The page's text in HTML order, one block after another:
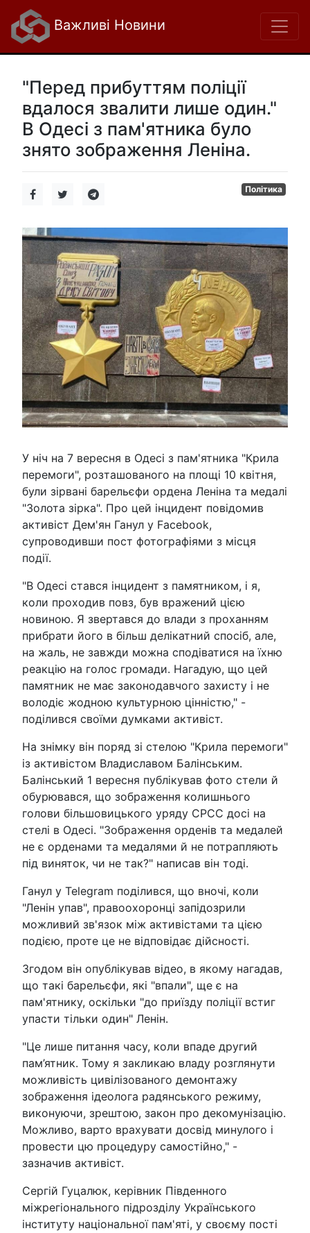
Важливі Новини
"Перед прибуттям поліції
вдалося звалити лише один."
В Одесі з пам'ятника було
знято зображення Леніна.
Політика
У ніч на 7 вересня в Одесі з пам'ятника "Крила
перемоги", розташованого на площі 10 квітня,
були зірвані барельєфи ордена Леніна та медалі
"Золота зірка". Про цей інцидент повідомив
активіст Дем'ян Ганул у Facebook,
супроводивши пост фотографіями з місця
події.
"В Одесі стався інцидент з памятником, і я,
коли проходив повз, був вражений цією
новиною. Я звертався до влади з проханням
прибрати його в більш делікатний спосіб, але,
на жаль, не завжди можна сподіватися на їхню
реакцію на голос громади. Нагадую, що цей
памятник не має законодавчого захисту і не
володіє жодною культурною цінністю," -
поділився своїми думками активіст.
На знімку він поряд зі стелою "Крила перемоги"
із активістом Владиславом Балінським.
Балінський 1 вересня публікував фото стели й
обурювався, що зображення колишнього
голови більшовицького уряду СРСС досі на
стелі в Одесі. "Зображення орденів та медалей
не є орденами та медалями й не потрапляють
під виняток, чи не так?" написав він тоді.
Ганул у Telegram поділився, що вночі, коли
"Ленін упав", правоохоронці запідозрили
можливий зв'язок між активістами та цією
подією, проте це не відповідає дійсності.
Згодом він опублікував відео, в якому нагадав,
що такі барельєфи, які "впали", ще є на
пам'ятнику, оскільки "до приїзду поліції встиг
упасти тільки один" Ленін.
"Це лише питання часу, коли впаде другий
пам’ятник. Тому я закликаю владу розглянути
можливість цивілізованого демонтажу
зображення ідеолога радянського режиму,
виконуючи, зрештою, закон про декомунізацію.
Можливо, варто врахувати досвід минулого і
провести цю процедуру самостійно," -
зазначив активіст.
Сергій Гуцалюк, керівник Південного
міжрегіонального підрозділу Українського
інституту національної пам'яті, у своєму пості